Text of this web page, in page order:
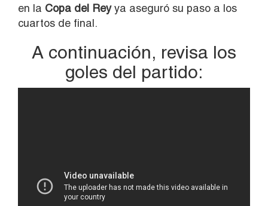
en la Copa del Reyya aseguró su paso a los
cuartos de final.
A continuación, revisa los
goles del partido: